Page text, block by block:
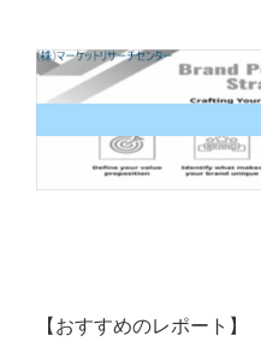
【おすすめのレポート】